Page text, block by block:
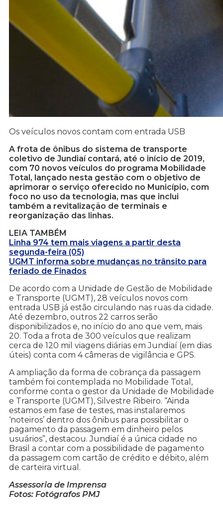
Os veículos novos contam com entrada USB
A frota de ônibus do sistema de transporte
coletivo de Jundiaí contará, até o início de 2019,
com 70 novos veículos do programa Mobilidade
Total, lançado nesta gestão com o objetivo de
aprimorar o serviço oferecido no Município, com
foco no uso da tecnologia, mas que inclui
também a revitalização de terminais e
reorganização das linhas.
LEIA TAMBÉM
Linha 974 tem mais viagens a partir desta
segunda-feira (05)
UGMT informa sobre mudanças no trânsito para
feriado de Finados
De acordo com a Unidade de Gestão de Mobilidade
e Transporte (UGMT), 28 veículos novos com
entrada USB já estão circulando nas ruas da cidade.
Até dezembro, outros 22 carros serão
disponibilizados e, no início do ano que vem, mais
20. Toda a frota de 300 veículos que realizam
cerca de 120 mil viagens diárias em Jundiaí (em dias
úteis) conta com 4 câmeras de vigilância e GPS.
A ampliação da forma de cobrança da passagem
também foi contemplada no Mobilidade Total,
conforme conta o gestor da Unidade de Mobilidade
e Transporte (UGMT), Silvestre Ribeiro. “Ainda
estamos em fase de testes, mas instalaremos
‘noteiros’ dentro dos ônibus para possibilitar o
pagamento da passagem em dinheiro pelos
usuários”, destacou. Jundiaí é a única cidade no
Brasil a contar com a possibilidade de pagamento
da passagem com cartão de crédito e débito, além
de carteira virtual.
Assessoria de Imprensa
Fotos: Fotógrafos PMJ